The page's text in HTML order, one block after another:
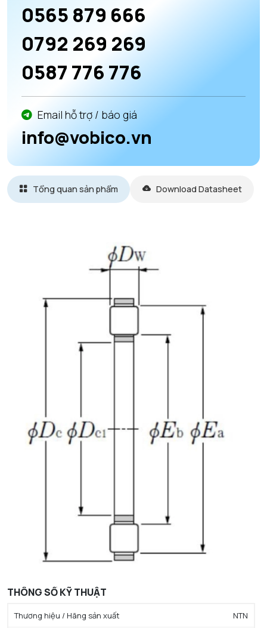
0565 879 666
0792 269 269
0587 776 776
Email hỗ trợ / báo giá
info@vobico.vn
Tổng quan sản phẩm Download Datasheet
THÔNG SỐ KỸ THUẬT
Thương hiệu / Hãng sản xuất NTN